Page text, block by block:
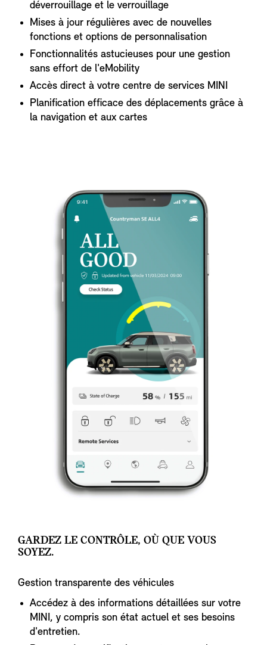
déverrouillage et le verrouillage
Mises à jour régulières avec de nouvelles
fonctions et options de personnalisation
Fonctionnalités astucieuses pour une gestion
sans effort de l'eMobility
Accès direct à votre centre de services MINI
Planification efficace des déplacements grâce à
la navigation et aux cartes
GARDEZ LE CONTRÔLE, OÙ QUE VOUS
SOYEZ.
Gestion transparente des véhicules
Accédez à des informations détaillées sur votre
MINI, y compris son état actuel et ses besoins
d'entretien.